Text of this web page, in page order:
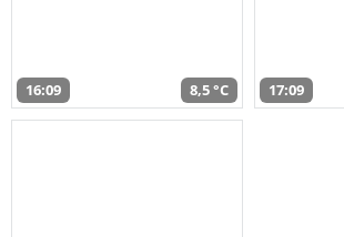
16:09 8,5 °C 17:09